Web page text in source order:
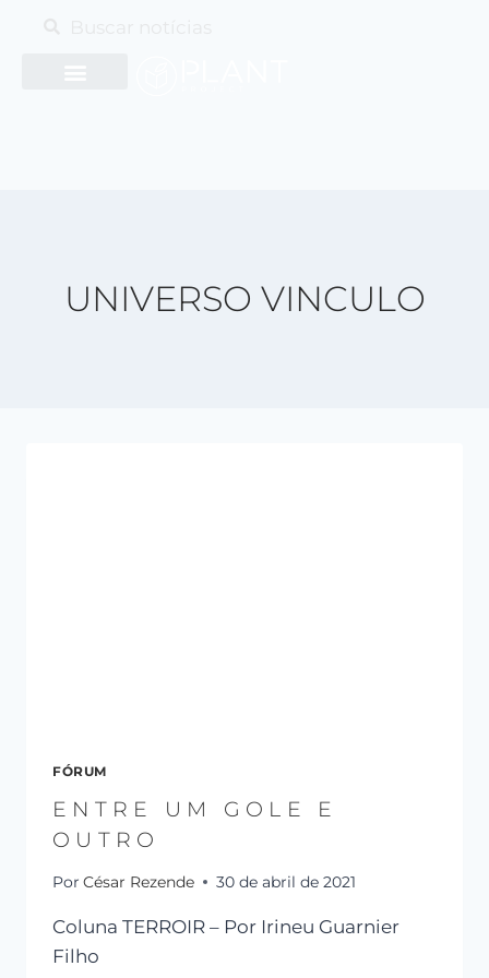
UNIVERSO VINCULO
FÓRUM
ENTRE UM GOLE E
OUTRO
Por César Rezende 30 de abril de 2021
Coluna TERROIR – Por Irineu Guarnier
Filho